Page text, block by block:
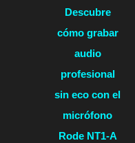
Descubre
cómo grabar
audio
profesional
sin eco con el
micrófono
Rode NT1-A